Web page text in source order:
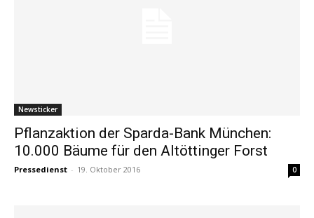
Newsticker
Pflanzaktion der Sparda-Bank München:
10.000 Bäume für den Altöttinger Forst
Pressedienst - 19. Oktober 2016 0